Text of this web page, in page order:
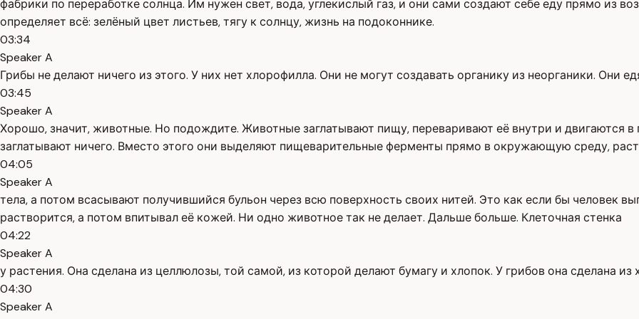
фабрики по переработке солнца. Им нужен свет, вода, углекислый газ, и они сами создают себе еду прямо из
определяет всё: зелёный цвет листьев, тягу к солнцу, жизнь на подоконнике.
03:34
Speaker A
Грибы не делают ничего из этого. У них нет хлорофилла. Они не могут создавать органику из неорганики. Они
03:45
Speaker A
Хорошо, значит, животные. Но подождите. Животные заглатывают пищу, переваривают её внутри и двигаются
заглатывают ничего. Вместо этого они выделяют пищеварительные ферменты прямо в окружающую среду,
04:05
Speaker A
тела, а потом всасывают получившийся бульон через всю поверхность своих нитей. Это как если бы человек
растворится, а потом впитывал её кожей. Ни одно животное так не делает. Дальше больше. Клеточная стенка
04:22
Speaker A
у растения. Она сделана из целлюлозы, той самой, из которой делают бумагу и хлопок. У грибов она сделана из
04:30
Speaker A